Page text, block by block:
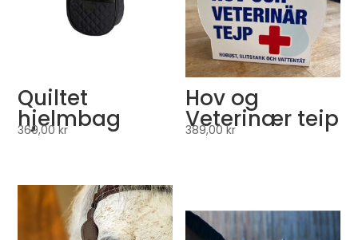
Quiltet
hjelmbag
369,00kr
Hov og
Veterinær teip
389,00kr